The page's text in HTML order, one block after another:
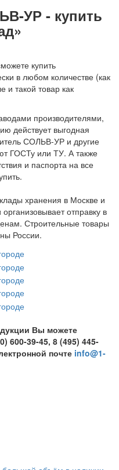
УР - купить
купить
в любом количестве (как
и такой товар как
производителями,
действует выгодная
СОЛЬВ-УР и другие
ГОСТу или ТУ. А также
и паспорта на все
хранения в Москве и
отправку в
Строительные товары
России.
Вы можете
600-39-45, 8 (495) 445-
почте info@1-